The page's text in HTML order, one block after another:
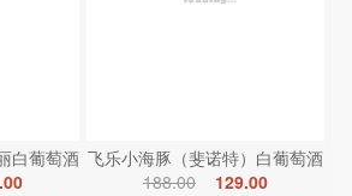
白葡萄酒 飞乐小海豚（斐诺特）白葡萄酒
188.00
129.00